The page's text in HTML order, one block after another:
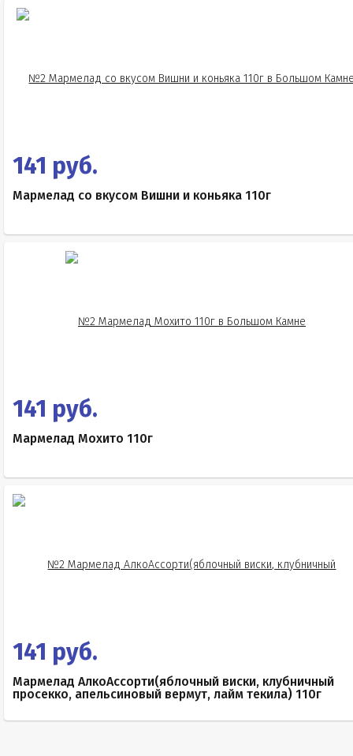
141 руб.
Мармелад со вкусом Вишни и коньяка 110г
141 руб.
Мармелад Мохито 110г
141 руб.
Мармелад АлкоАссорти(яблочный виски, клубничный
просекко, апельсиновый вермут, лайм текила) 110г